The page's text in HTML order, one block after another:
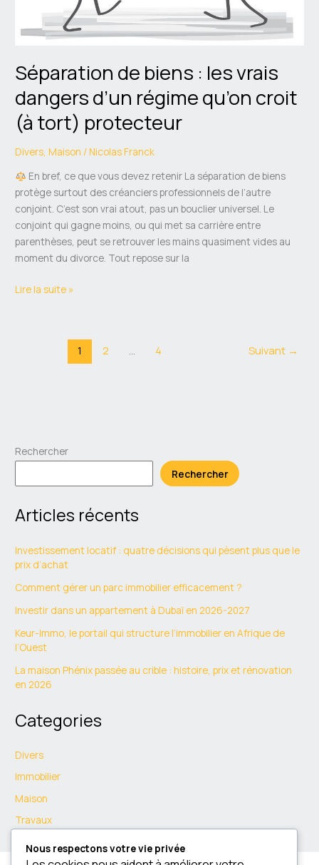
Séparation de biens : les vrais
dangers d’un régime qu’on croit
(à tort) protecteur
Divers ,Maison /Nicolas Franck
En bref, ce que vous devez retenir La séparation de biens
protège surtout des créanciers professionnels de l’autre
conjoint. C’est son vrai atout, pas un bouclier universel. Le
conjoint qui gagne moins, ou qui met sa carrière entre
parenthèses, peut se retrouver les mains quasiment vides au
moment du divorce. Tout repose sur la
(à
Lire la suite »
1 2 4 Suivant →
Rechercher
Rechercher
Articles récents
Investissement locatif : quatre décisions qui pèsent plus que le
prix d’achat
Comment gérer un parc immobilier efficacement ?
Investir dans un appartement à Dubaï en 2026-2027
Keur-Immo, le portail qui structure l’immobilier en Afrique de
l’Ouest
La maison Phénix passée au crible : histoire, prix et rénovation
en 2026
Categories
Divers
Immobilier
Maison
Travaux
Nous respectons votre vie privée